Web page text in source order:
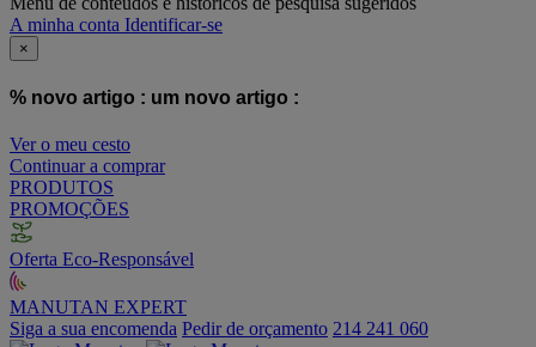
A minha conta Identificar-se
×
% novo artigo : um novo artigo :
Ver o meu cesto
Continuar a comprar
PRODUTOS
PROMOÇÕES
Oferta Eco-Responsável
MANUTAN EXPERT
Siga a sua encomenda Pedir de orçamento 214 241 060